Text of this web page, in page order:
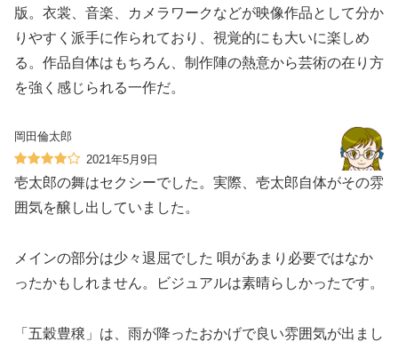
版。衣裳、音楽、カメラワークなどが映像作品として分か
りやすく派手に作られており、視覚的にも大いに楽しめ
る。作品自体はもちろん、制作陣の熱意から芸術の在り方
を強く感じられる一作だ。
岡田倫太郎
2021年5月9日
壱太郎の舞はセクシーでした。実際、壱太郎自体がその雰
囲気を醸し出していました。
メインの部分は少々退屈でした 唄があまり必要ではなか
ったかもしれません。ビジュアルは素晴らしかったです。
「五穀豊穣」は、雨が降ったおかげで良い雰囲気が出まし